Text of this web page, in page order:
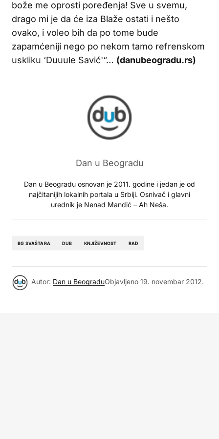
bože me oprosti poređenja! Sve u svemu,
drago mi je da će iza Blaže ostati i nešto
ovako, i voleo bih da po tome bude
zapamćeniji nego po nekom tamo refrenskom
uskliku ‘Duuule Savić'“… (danubeogradu.rs)
Dan u Beogradu
Dan u Beogradu osnovan je 2011. godine i jedan je od
najčitanijih lokalnih portala u Srbiji. Osnivač i glavni
urednik je Nenad Mandić – Ah Neša.
BG SVAŠTARA DUB KNJIŽEVNOST RAD
Autor: Dan u BeograduObjavljeno 19. novembar 2012.